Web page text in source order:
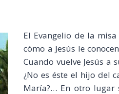
El Evangelio de la
cómo a Jesús le
Cuando vuelve Jesús a
¿No es éste el hijo del
María?… En otro lugar